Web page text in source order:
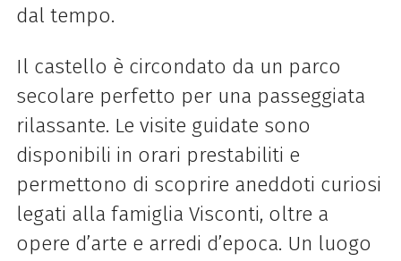
dal tempo.
Il castello è circondato da un parco
secolare perfetto per una passeggiata
rilassante. Le visite guidate sono
disponibili in orari prestabiliti e
permettono di scoprire aneddoti curiosi
legati alla famiglia Visconti, oltre a
opere d’arte e arredi d’epoca. Un luogo